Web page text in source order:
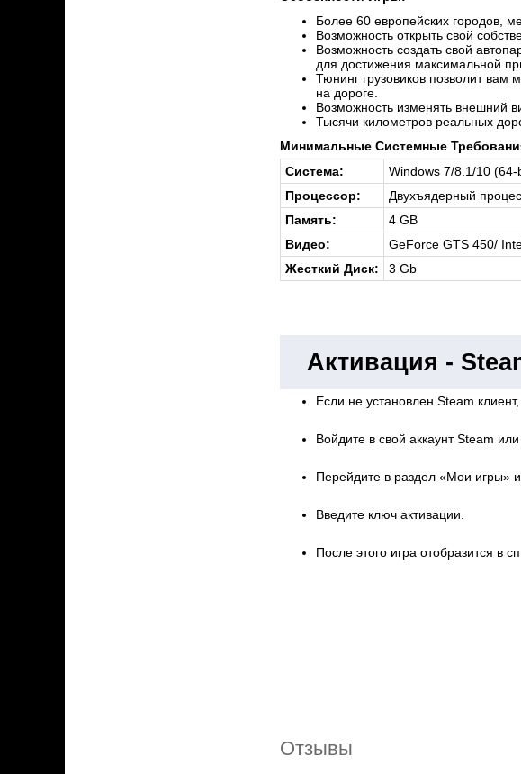
Более 60 европейских городов,
Возможность открыть свой
Возможность создать свой
для достижения максимальной
Тюнинг грузовиков позволит вам
на дороге.
Возможность изменять внешний
Тысячи километров реальных
Минимальные Системные
Система:
Windows 7/8.1/10 (64-
Процессор:
Двухъядерный
Память:
4 GB
Видео:
GeForce GTS 450/
Жесткий Диск:
3 Gb
Активация -
Если не установлен Steam
Войдите в свой аккаунт Steam
Перейдите в раздел «Мои игры»
Введите ключ активации.
После этого игра отобразится в
Отзывы